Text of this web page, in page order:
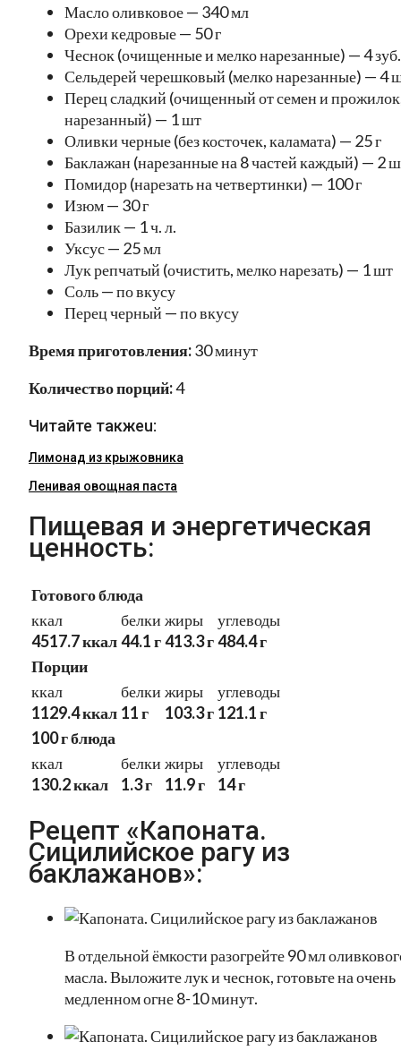
Масло оливковое — 340 мл
Орехи кедровые — 50 г
Чеснок (очищенные и мелко нарезанные) — 4 зуб.
Сельдерей черешковый (мелко нарезанные) — 4
Перец сладкий (очищенный от семен и
нарезанный) — 1 шт
Оливки черные (без косточек, каламата) — 25 г
Баклажан (нарезанные на 8 частей каждый) — 2
Помидор (нарезать на четвертинки) — 100 г
Изюм — 30 г
Базилик — 1 ч. л.
Уксус — 25 мл
Лук репчатый (очистить, мелко нарезать) — 1 шт
Соль — по вкусу
Перец черный — по вкусу
Время приготовления:30 минут
Количество порций:4
Читайте такжеu:
Лимонад из крыжовника
Ленивая овощная паста
Пищевая и энергетическая
ценность:
Готового блюда
ккал
4517.7 ккал
белки
44.1 г
жиры
413.3 г
углеводы
484.4 г
Порции
ккал
1129.4 ккал
белки
11 г
жиры
103.3 г
углеводы
121.1 г
100 г блюда
ккал
130.2 ккал
белки
1.3 г
жиры
11.9 г
углеводы
14 г
Рецепт «Капоната.
Сицилийское рагу из
баклажанов»:
В отдельной ёмкости разогрейте 90 мл
масла. Выложите лук и чеснок, готовьте на очень
медленном огне 8-10 минут.